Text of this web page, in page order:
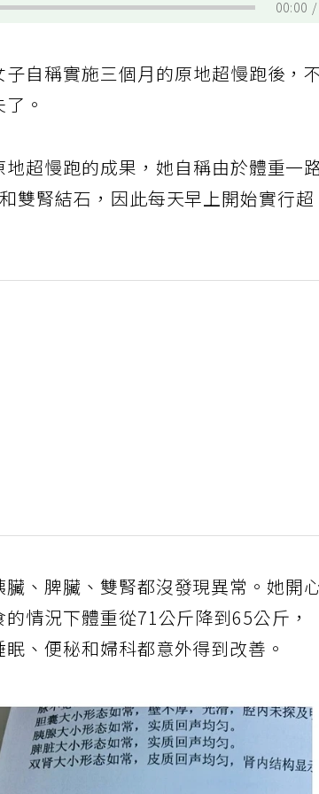
00:00
子自稱實施三個月的原地超慢跑後，
。
地超慢跑的成果，她自稱由於體重一
雙腎結石，因此每天早上開始實行超
、脾臟、雙腎都沒發現異常。她開
情況下體重從71公斤降到65公斤，
、便秘和婦科都意外得到改善。